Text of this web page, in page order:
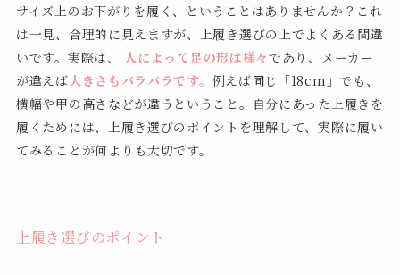
サイズ上のお下がりを履く、ということはありませんか？これ
は一見、合理的に見えますが、上履き選びの上でよくある間違
いです。実際は、
人によって足の形は様々であり、メーカー
が違えば大きさもバラバラです。 例えば同じ「18cm」でも、
横幅や甲の高さなどが違うということ。自分にあった上履きを
履くためには、上履き選びのポイントを理解して、実際に履い
てみることが何よりも大切です。
上履き選びのポイント